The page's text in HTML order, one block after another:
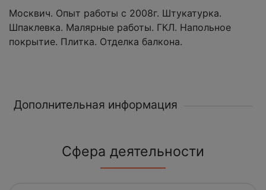
Москвич. Опыт работы с 2008г. Штукатурка.
Шпаклевка. Малярные работы. ГКЛ. Напольное
покрытие. Плитка. Отделка балкона.
Дополнительная информация
Сфера деятельности